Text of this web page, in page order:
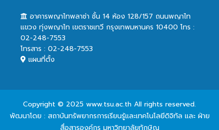
อาคารพญาไทพลาซ่า ชั้น 14 ห้อง 128/157 ถนนพญาไท
แขวง ทุ่งพญาไท เขตราชเทวี กรุงเทพมหานคร 10400 โทร :
02-248-7553
โทรสาร : 02-248-7553
แผนที่ตั้ง
Copyright © 2025 www.tsu.ac.th All rights reserved.
พัฒนาโดย : สถาบันทรัพยากรการเรียนรู้และเทคโนโลยีดิจิทัล และ ฝ่าย